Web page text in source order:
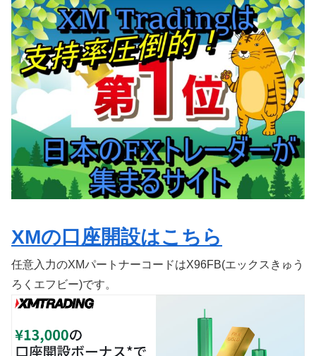
XMの口座開設はこちら
任意入力のXMパートナーコードはX96FB(エックスきゅう
ろくエフビー)です。